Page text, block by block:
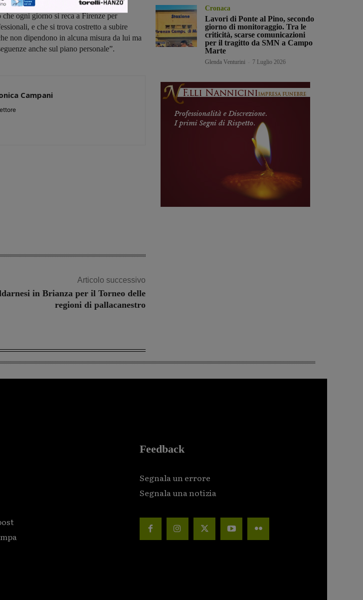
riconosce un disagio al cittadino
ogni giorno si reca a Firenze per
e che si trova costretto a subire
non dipendono in alcuna misura da lui ma
anche sul piano personale”.
Campani
Articolo successivo
in Brianza per il Torneo delle
regioni di pallacanestro
Cronaca
Lavori di Ponte al Pino, secondo
giorno di monitoraggio. Tra le
criticità, scarse comunicazioni
per il tragitto da SMN a Campo
Marte
Glenda Venturini 7 Luglio 2026
Feedback
Segnala un errore
Segnala una notizia